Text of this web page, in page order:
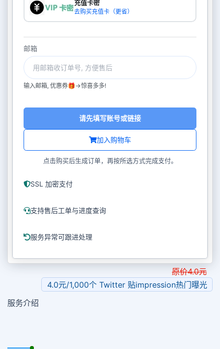
充值卡密
去购买充值卡（更省）
邮箱
输入邮箱, 优惠券🎁->惊喜多多!
加入购物车
请先填写账号或链接
点击购买后生成订单，再按所选方式完成支付。
SSL 加密支付
支持售后工单与进度查询
服务异常可跟进处理
原价4.0元
4.0元/1,000个 Twitter 贴impression热门曝光
服务介绍